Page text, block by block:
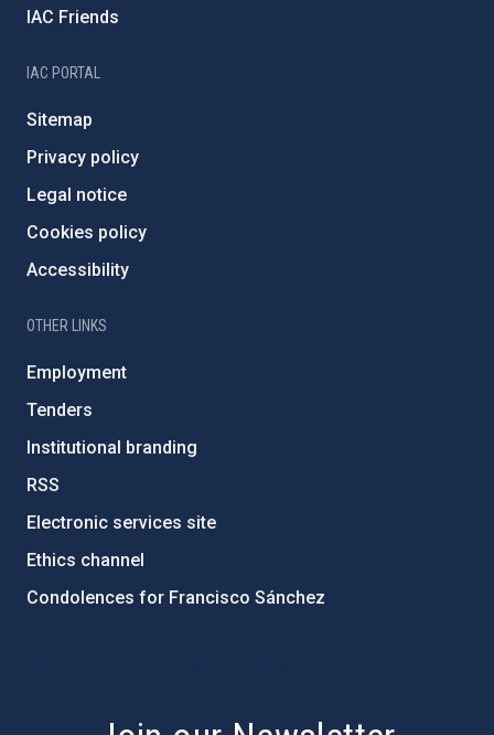
IAC Friends
IAC PORTAL
Sitemap
Privacy policy
Legal notice
Cookies policy
Accessibility
OTHER LINKS
Employment
Tenders
Institutional branding
RSS
Electronic services site
Ethics channel
Condolences for Francisco Sánchez